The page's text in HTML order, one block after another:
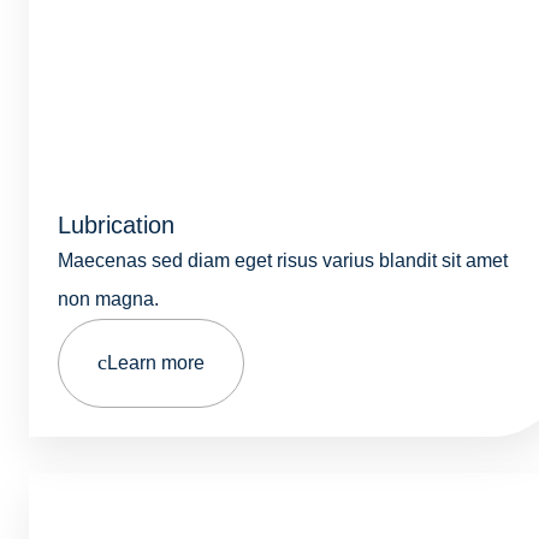
Lubrication
Maecenas sed diam eget risus varius blandit sit amet
non magna.
Learn more